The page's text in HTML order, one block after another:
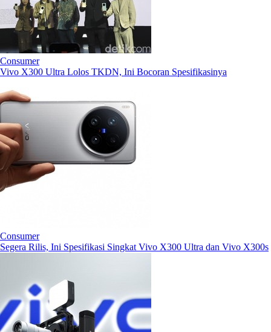
Consumer
Vivo X300 Ultra Lolos TKDN, Ini Bocoran Spesifikasinya
Consumer
Segera Rilis, Ini Spesifikasi Singkat Vivo X300 Ultra dan Vivo X300s